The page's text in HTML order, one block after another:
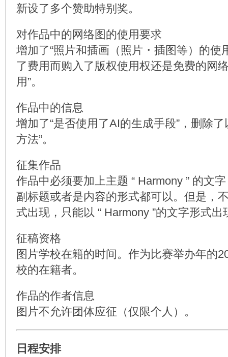
新设了多个赞助特别奖。
对作品中的网络图的使用要求
增加了“照片和插画（照片・插图等）的使
了费用而购入了版权使用权还是免费的网
用”。
作品中的信息
增加了“是否使用了AI的生成手段”，删除
方法”。
征集作品
作品中必须要加上主题 “ Harmony ” 的文
副标题或者是内容的形式都可以。但是，
式出现，只能以 “ Harmony ”的文字形式出
征稿资格
图片学校在籍的时间。作为比赛举办年的
校的在籍者。
作品的作者信息
图片不允许团体应征（仅限个人）。
日程安排